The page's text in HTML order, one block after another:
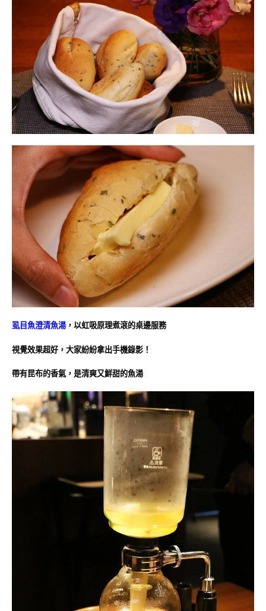
虱目魚澄清魚湯，以虹吸原理煮滾的桌邊服務
視覺效果超好，大家紛紛拿出手機錄影！
帶有昆布的香氣，是清爽又鮮甜的魚湯